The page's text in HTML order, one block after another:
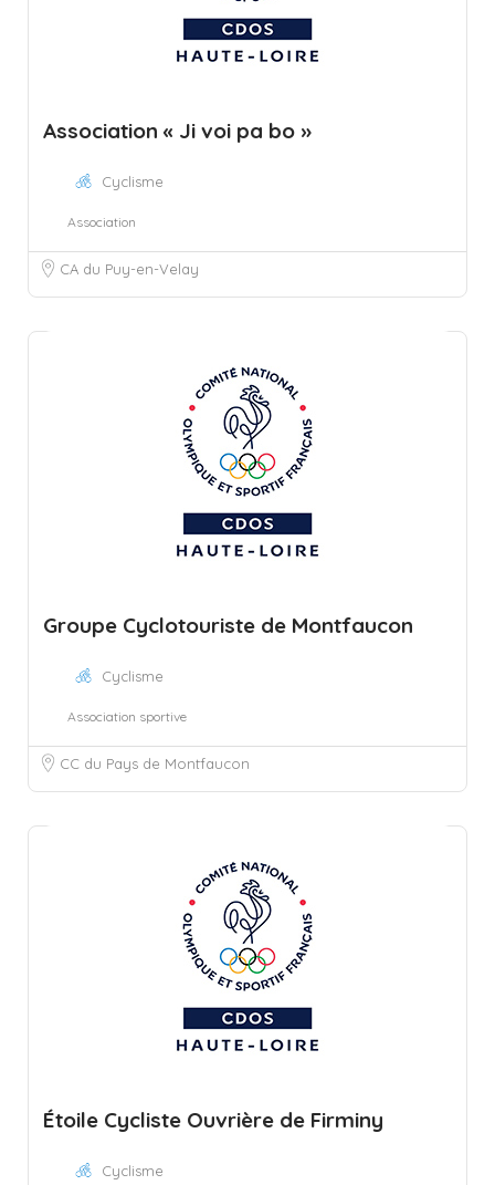
Association « Ji voi pa bo »
Cyclisme
Association
CA du Puy-en-Velay
Groupe Cyclotouriste de Montfaucon
Cyclisme
Association sportive
CC du Pays de Montfaucon
Étoile Cycliste Ouvrière de Firminy
Cyclisme